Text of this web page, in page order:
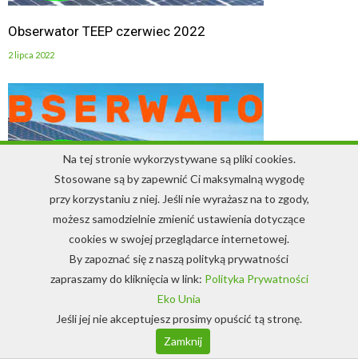
Obserwator TEEP czerwiec 2022
2 lipca 2022
Obserwator TEPP Newsletter styczeń 2022
Na tej stronie wykorzystywane są pliki cookies.
Stosowane są by zapewnić Ci maksymalną wygodę
przy korzystaniu z niej. Jeśli nie wyrażasz na to zgody,
możesz samodzielnie zmienić ustawienia dotyczące
cookies w swojej przeglądarce internetowej.
By zapoznać się z naszą polityką prywatności
zapraszamy do kliknięcia w link: Polityka Prywatności
Eko Unia
Jeśli jej nie akceptujesz prosimy opuścić tą stronę.
Zamknij